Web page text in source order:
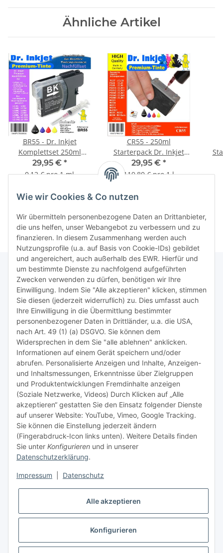
Ähnliche Artikel
BR55 - Dr. Inkjet
Komplettset 250ml
Premium Druckertinte /
Nachfülltinte für Brother
LC-1280 bis LC-01
29,95 € *
0,12 € pro 1 ml
CR55 - 250ml
Starterpack Dr. Inkjet
Premium Druckertinte /
Nachfülltinte für
Drucker mit 4 Farben -
Alles drin Packung
29,95 € *
119,80 € pro 1 l
TiDis Lizenzsystem
Meist besuchte Seiten:
Tipps & Tricks rund um Sublimation
TiDis Videos auf Youtube
Nachfüllpreise für Druckerpatronen
Refillservice Patronen verpacken
TiDis Druckerwerkstatt
TiDis PC & Notebookwerkstatt
TiDis eScooter Werkstatt
GIC (German Ink Company)
Der Refiller (Infoportal)
* Alle Preise inkl. gesetzlicher USt., zzgl.Versand
Wie wir Cookies & Co nutzen
Wir übermitteln personenbezogene Daten an Drittanbieter,
die uns helfen, unser Webangebot zu verbessern und zu
finanzieren. In diesem Zusammenhang werden auch
Nutzungsprofile (u.a. auf Basis von Cookie-IDs) gebildet
und angereichert, auch außerhalb des EWR. Hierfür und
um bestimmte Dienste zu nachfolgend aufgeführten
Zwecken verwenden zu dürfen, benötigen wir Ihre
Einwilligung. Indem Sie "Alle akzeptieren" klicken, stimmen
Sie diesen (jederzeit widerruflich) zu. Dies umfasst auch
Ihre Einwilligung in die Übermittlung bestimmter
personenbezogener Daten in Drittländer, u.a. die USA,
nach Art. 49 (1) (a) DSGVO. Sie können dem
Widersprechen in dem Sie "alle ablehnen" anklicken.
Informationen auf einem Gerät speichern und/oder
abrufen. Personalisierte Anzeigen und Inhalte, Anzeigen-
und Inhaltsmessungen, Erkenntnisse über Zielgruppen
und Produktentwicklungen Fremdinhalte anzeigen
(Soziale Netzwerke, Videos) Durch Klicken auf „Alle
akzeptieren“ gestatten Sie den Einsatz folgender Dienste
auf unserer Website: YouTube, Vimeo, Google Tracking.
Sie können die Einstellung jederzeit ändern
(Fingerabdruck-Icon links unten). Weitere Details finden
Sie unter Konfigurieren und in unserer
Datenschutzerklärung.
Impressum Datenschutz
Alle akzeptieren
Konfigurieren